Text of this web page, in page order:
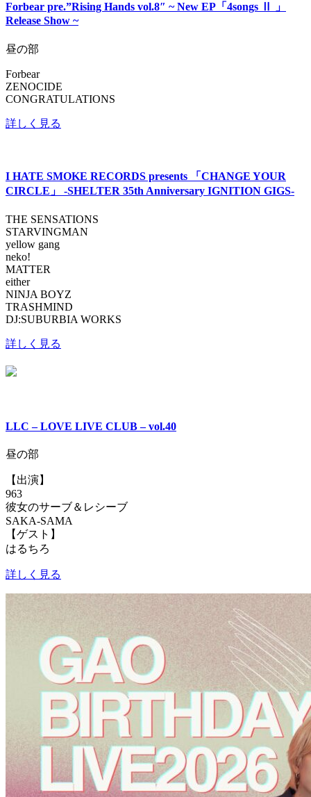
Forbear pre.”Rising Hands vol.8″ ~ New EP「4songs Ⅱ 」
Release Show ~
昼の部
Forbear
ZENOCIDE
CONGRATULATIONS
詳しく見る
I HATE SMOKE RECORDS presents 「CHANGE YOUR
CIRCLE」 -SHELTER 35th Anniversary IGNITION GIGS-
THE SENSATIONS
STARVINGMAN
yellow gang
neko!
MATTER
either
NINJA BOYZ
TRASHMIND
DJ:SUBURBIA WORKS
詳しく見る
LLC – LOVE LIVE CLUB – vol.40
昼の部
【出演】
963
彼女のサーブ＆レシーブ
SAKA-SAMA
【ゲスト】
はるちろ
詳しく見る